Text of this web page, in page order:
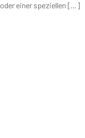
einer speziellen […]